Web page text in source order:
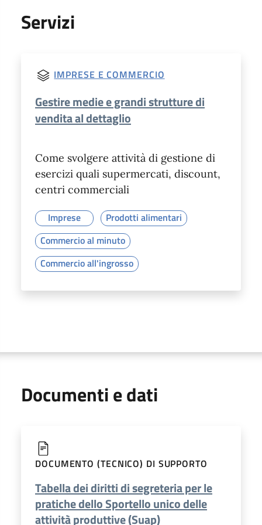
Servizi
IMPRESE E COMMERCIO
Gestire medie e grandi strutture di
vendita al dettaglio
Come svolgere attività di gestione di
esercizi quali supermercati, discount,
centri commerciali
Imprese
Prodotti alimentari
Commercio al minuto
Commercio all'ingrosso
Documenti e dati
DOCUMENTO (TECNICO) DI SUPPORTO
Tabella dei diritti di segreteria per le
pratiche dello Sportello unico delle
attività produttive (Suap)